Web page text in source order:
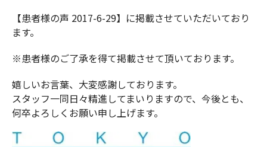
【患者様の声 2017-6-29】 に掲載させていただいており
ます。
※患者様のご了承を得て掲載させて頂いております。
嬉しいお言葉、大変感謝しております。
スタッフ一同日々精進してまいりますので、今後とも、
何卒よろしくお願い申し上げます。